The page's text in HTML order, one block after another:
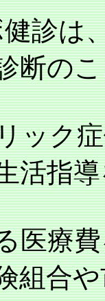
診は
断の
ック
活指
医療
組合